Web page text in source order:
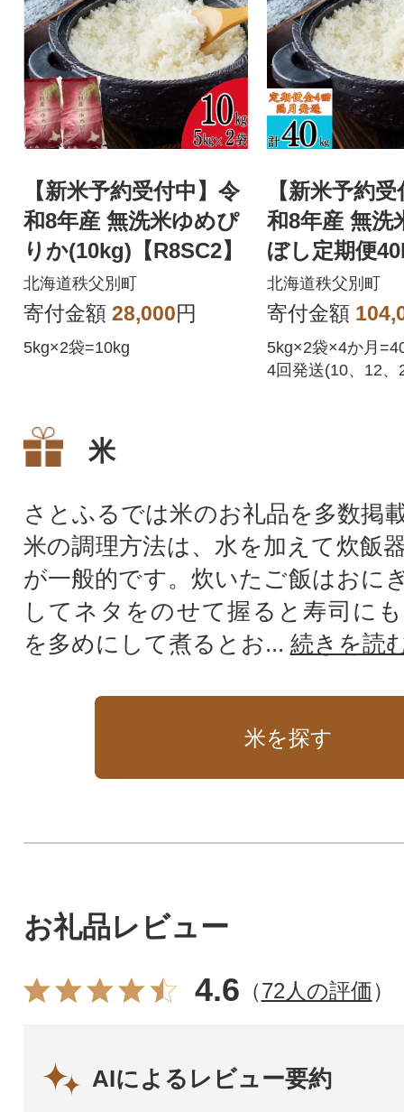
【新米予約受付中】令
和8年産 無洗米ゆめぴ
りか(10kg)【R8SC2】
北海道秩父別町
寄付金額 28,000円
5kg×2袋=10kg
【新米予約
和8年産 無洗
ぼし定期便
発送)【
北海道秩父別町
寄付金額
5kg×2袋×4か月
4回発送(10、12、
米
さとふるでは米のお礼品を多数掲
米の調理方法は、水を加えて炊飯
が一般的です。炊いたご飯はおに
してネタをのせて握ると寿司に
を多めにして煮るとお... 続きを読
米を探す
お礼品レビュー
4.6 （72人の評価）
AIによるレビュー要約